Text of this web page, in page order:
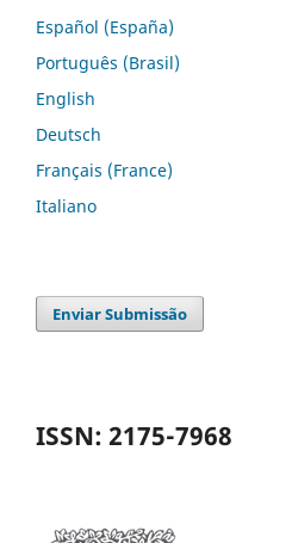
Español (España)
Português (Brasil)
English
Deutsch
Français (France)
Italiano
Enviar Submissão
ISSN: 2175-7968